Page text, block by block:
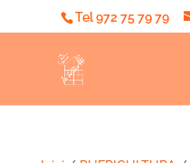
Tel 972 75 79 79